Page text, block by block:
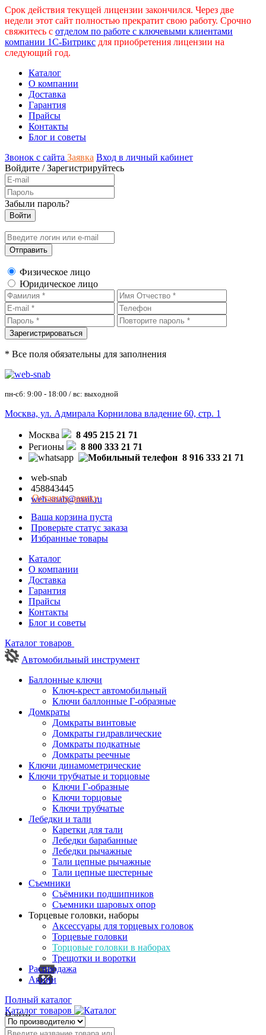
Срок действия текущей лицензии закончился. Через две
недели этот сайт полностью прекратит свою работу. Срочно
свяжитесь с отделом по работе с ключевыми клиентами
компании 1С-Битрикс для приобретения лицензии на
следующий год.
Каталог
О компании
Доставка
Гарантия
Прайсы
Контакты
Блог и советы
Звонок с сайта Заявка Вход в личный кабинет
Войдите /Зарегистрируйтесь
Забыли пароль?
Физическое лицо
Юридическое лицо
* Все поля обязательны для заполнения
пн-сб: 9:00 - 18:00 / вс: выходной
Москва, ул. Адмирала Корнилова владение 60, стр. 1
Москва
8 495 215 21 71
Регионы
8 800 333 21 71
8 916 333 21 71
web-snab
458843445
web-snab@mail.ru
Оставить заявку
Ваша корзина пуста
Проверьте статус заказа
Избранные товары
Каталог
О компании
Доставка
Гарантия
Прайсы
Контакты
Блог и советы
Каталог товаров
Автомобильный инструмент
Баллонные ключи
Ключ-крест автомобильный
Ключи баллонные Г-образные
Домкраты
Домкраты винтовые
Домкраты гидравлические
Домкраты подкатные
Домкраты реечные
Ключи динамометрические
Ключи трубчатые и торцовые
Ключи Г-образные
Ключи торцовые
Ключи трубчатые
Лебедки и тали
Каретки для тали
Лебедки барабанные
Лебедки рычажные
Тали цепные рычажные
Тали цепные шестерные
Съемники
Съёмники подшипников
Съемники шаровых опор
Торцевые головки, наборы
Аксессуары для торцевых головок
Торцевые головки
Торцовые головки в наборах
Трещотки и воротки
Распродажа
Акции
Полный каталог
Каталог товаров
Найти